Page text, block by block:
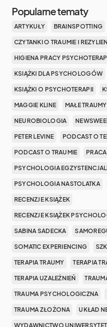
Popularne tematy
ARTYKUŁY BRAINSPOTTING
CZYTANKI O TRAUMIE I
HIGIENA PRACY
KSIĄŻKI DLA PSYCHOLOGÓW
KSIĄŻKI O PSYCHOTERAPII
MAGGIE KLINE MAŁE TRAUMY
NEUROBIOLOGIA
PETER LEVINE PODCAST O
PODCAST O TRAUMIE
PSYCHOLOGIA
PSYCHOLOGIA NASTOLATKA
RECENZJE KSIĄŻEK
RECENZJE KSIĄŻEK
SABINA SADECKA
SOMATIC EXPERIENCING
TERAPIA TRAUMY TERAPIA
TERAPIA UZALEŻNIEŃ
TRAUMA PSYCHOLOGICZNA
TRAUMA ZŁOŻONA UKŁAD
WYDAWNICTWO